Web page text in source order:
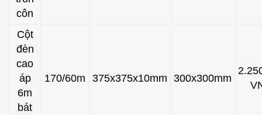
côn
Cột
đèn
cao
áp
6m
bát
170/60m 375x375x10mm 300x300mm